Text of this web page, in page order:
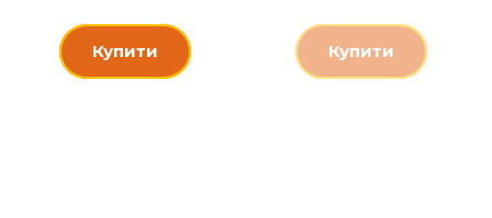
Купити Купити